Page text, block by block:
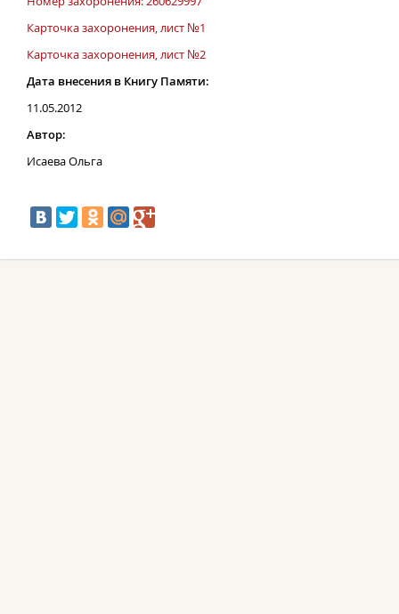
Карточка захоронения, лист №1
Карточка захоронения, лист №2
Дата внесения в Книгу Памяти:
11.05.2012
Автор:
Исаева Ольга